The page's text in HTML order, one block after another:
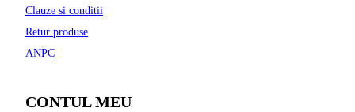
Clauze si conditii
Retur produse
ANPC
CONTUL MEU